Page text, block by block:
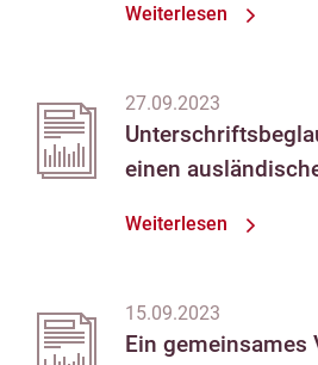
Weiterlesen
27.09.2023
einen
Weiterlesen
15.09.2023
Ein gemeinsames